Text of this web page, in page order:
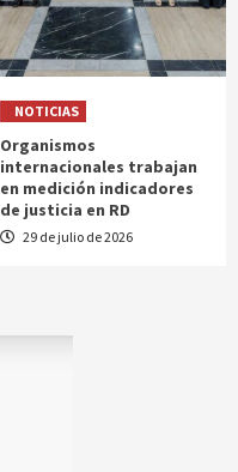
NOTICIAS
Organismos
internacionales trabajan
en medición indicadores
de justicia en RD
29 de julio de 2026